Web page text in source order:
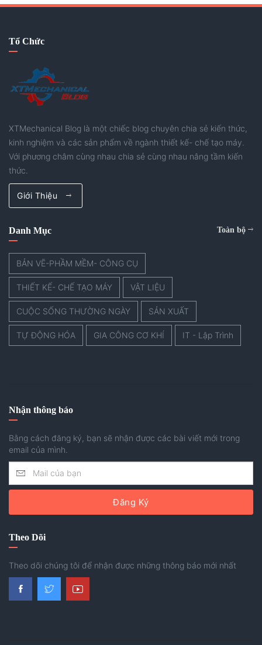
Tổ Chức
XTMechanical Blog là một chiếc blog chuyên chia sẻ kiến thức,
kinh nghiệm và các sản phẩm về ngành thiết kế- chế tạo máy.
Với phương châm cùng nhau chia sẻ cùng nhau nâng tầm kiến
thức.
Giới Thiệu
Danh Mục Toàn bộ
BẢN VẼ-PHẦM MỀM- CÔNG CỤ
THIẾT KẾ- CHẾ TẠO MÁY VẬT LIỆU
CUỘC SỐNG THƯỜNG NGÀY SẢN XUẤT
TỰ ĐỘNG HÓA GIA CÔNG CƠ KHÍ IT - Lập Trình
Nhận thông báo
Bằng cách đăng ký, bạn sẽ nhận được các bài viết mới trong
email của mình.
Đăng Ký
Theo Dõi
Theo dõi chúng tôi để nhận được những thông báo mới nhất